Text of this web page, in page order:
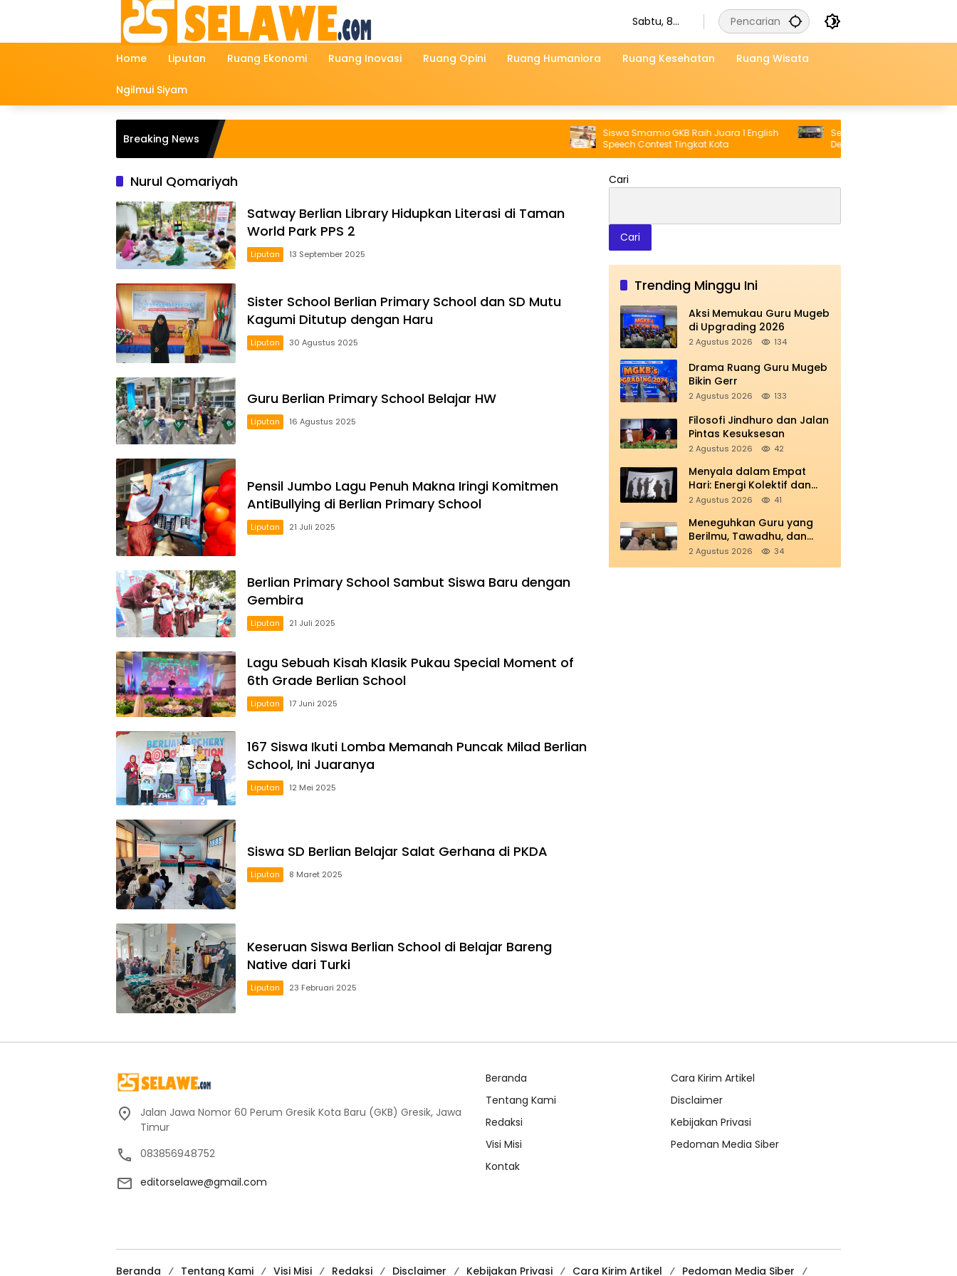
Sabtu, 8
Home Liputan Ruang Ekonomi Ruang Inovasi Ruang Opini Ruang Humaniora Ruang Kesehatan Ruang Wisata
Ngilmui Siyam
Breaking News
Siswa Smamio GKB Raih Juara 1 English
Speech Contest Tingkat Kota
Semangat Juara Menggema, 60
Delegasi Spemdalas Berangkat
Award 2026
Nurul Qomariyah
Satway Berlian Library Hidupkan Literasi di Taman
World Park PPS 2
Liputan 13 September 2025
Sister School Berlian Primary School dan SD Mutu
Kagumi Ditutup dengan Haru
Liputan 30 Agustus 2025
Guru Berlian Primary School Belajar HW
Liputan 16 Agustus 2025
Pensil Jumbo Lagu Penuh Makna Iringi Komitmen
AntiBullying di Berlian Primary School
Liputan 21 Juli 2025
Berlian Primary School Sambut Siswa Baru dengan
Gembira
Liputan 21 Juli 2025
Lagu Sebuah Kisah Klasik Pukau Special Moment of
6th Grade Berlian School
Liputan 17 Juni 2025
167 Siswa Ikuti Lomba Memanah Puncak Milad Berlian
School, Ini Juaranya
Liputan 12 Mei 2025
Siswa SD Berlian Belajar Salat Gerhana di PKDA
Liputan 8 Maret 2025
Keseruan Siswa Berlian School di Belajar Bareng
Native dari Turki
Liputan 23 Februari 2025
Cari
Cari
Trending Minggu Ini
Aksi Memukau Guru Mugeb
di Upgrading 2026
2 Agustus 2026 134
Drama Ruang Guru Mugeb
Bikin Gerr
2 Agustus 2026 133
Filosofi Jindhuro dan Jalan
Pintas Kesuksesan
2 Agustus 2026 42
Menyala dalam Empat
Hari: Energi Kolektif dan
Refleksi Kemerdekaan di
2 Agustus 2026 41
Meneguhkan Guru yang
Berilmu, Tawadhu, dan
Berkarakter Ihsan
2 Agustus 2026 34
Jalan Jawa Nomor 60 Perum Gresik Kota Baru (GKB) Gresik, Jawa
Timur
083856948752
editorselawe@gmail.com
Beranda
Tentang Kami
Redaksi
Visi Misi
Kontak
Cara Kirim Artikel
Disclaimer
Kebijakan Privasi
Pedoman Media Siber
Beranda Tentang Kami Visi Misi Redaksi Disclaimer Kebijakan Privasi Cara Kirim Artikel Pedoman Media Siber